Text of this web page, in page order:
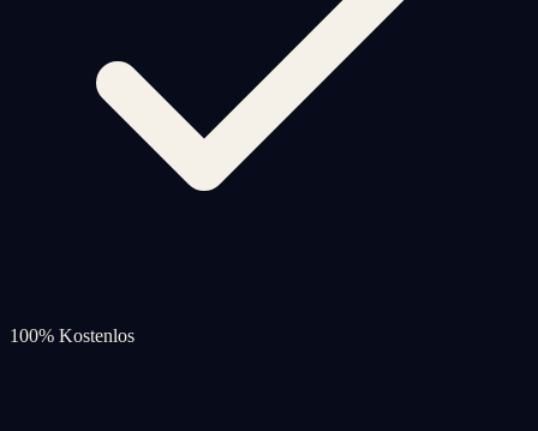
100% Kostenlos